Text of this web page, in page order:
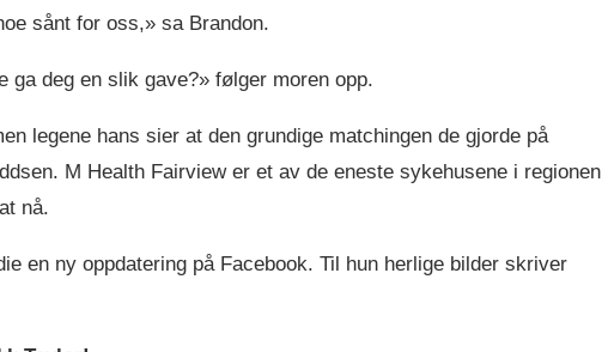
sånt for oss,» sa Brandon.
ga deg en slik gave?» følger moren opp.
legene hans sier at den grundige matchingen de gjorde på
M Health Fairview er et av de eneste sykehusene i regionen
nå.
en ny oppdatering på Facebook. Til hun herlige bilder skriver